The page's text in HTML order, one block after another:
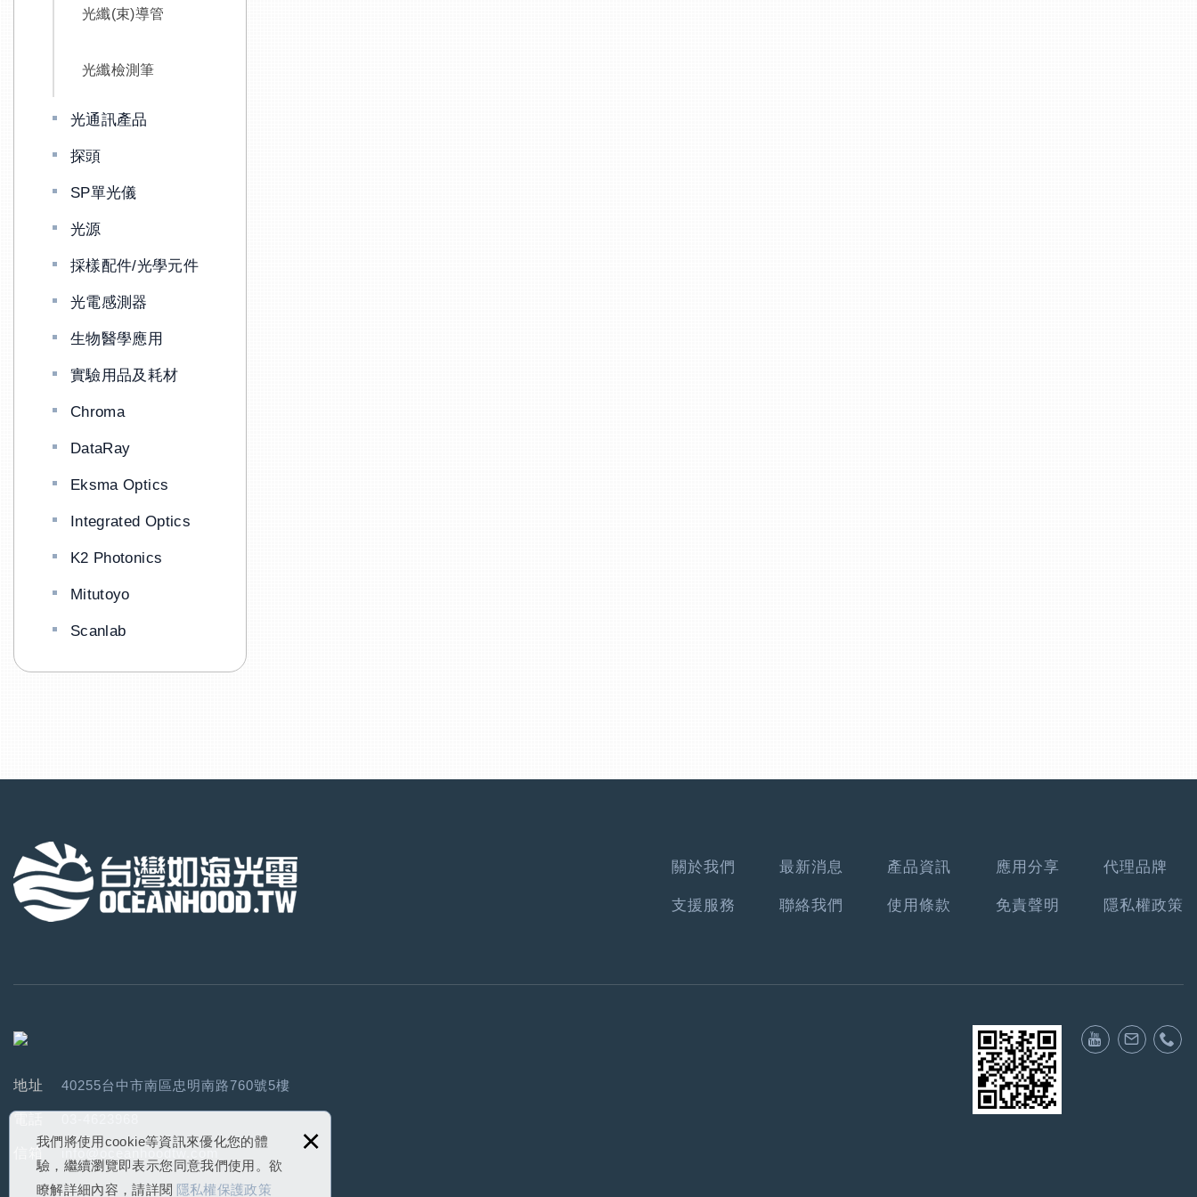
我們將使用cookie等資訊來優化您的體
驗，繼續瀏覽即表示您同意我們使用。欲
瞭解詳細內容，請詳閱 隱私權保護政策
×
光纖(束)導管
光纖檢測筆
光通訊產品
探頭
SP單光儀
光源
採樣配件/光學元件
光電感測器
生物醫學應用
實驗用品及耗材
Chroma
DataRay
Eksma Optics
Integrated Optics
K2 Photonics
Mitutoyo
Scanlab
關於我們
支援服務
最新消息
聯絡我們
產品資訊
使用條款
應用分享
免責聲明
代理品牌
隱私權政策
地址 40255台中市南區忠明南路760號5樓
信箱 info@oceanhoodtw.com